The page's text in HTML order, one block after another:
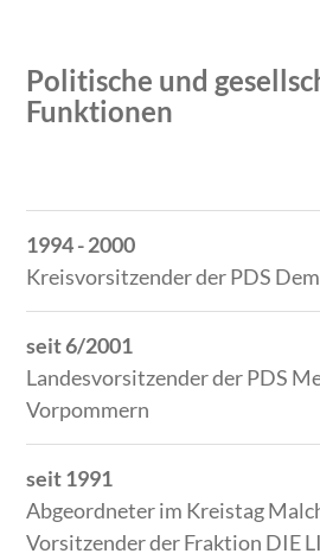
Politische und
Funktionen
Zeitraum
Tätigkeit
1994 - 2000
Kreisvorsitzender der PDS
seit 6/2001
Landesvorsitzender der PDS
Vorpommern
seit 1991
Abgeordneter im Kreistag
Vorsitzender der Fraktion DIE